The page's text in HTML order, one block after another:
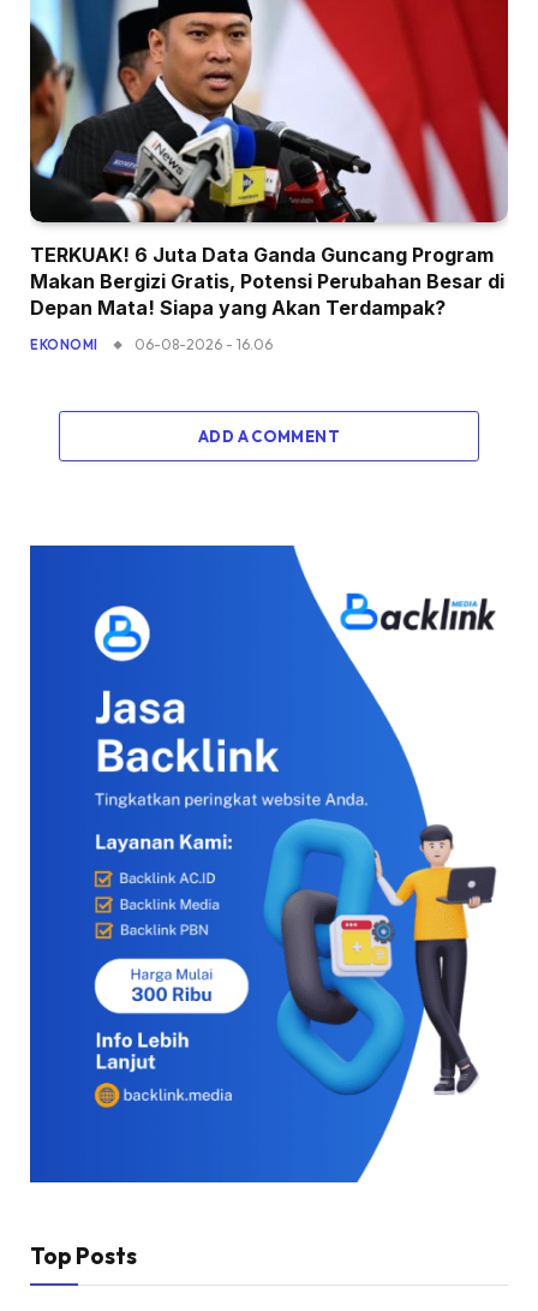
TERKUAK! 6 Juta Data Ganda Guncang Program
Makan Bergizi Gratis, Potensi Perubahan Besar di
Depan Mata! Siapa yang Akan Terdampak?
EKONOMI 06-08-2026 - 16.06
ADD A COMMENT
Top Posts